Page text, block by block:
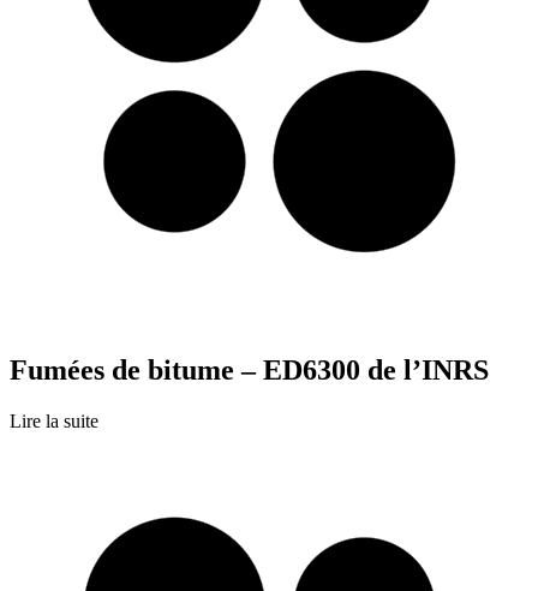
Fumées de bitume – ED6300 de l’INRS
Lire la suite